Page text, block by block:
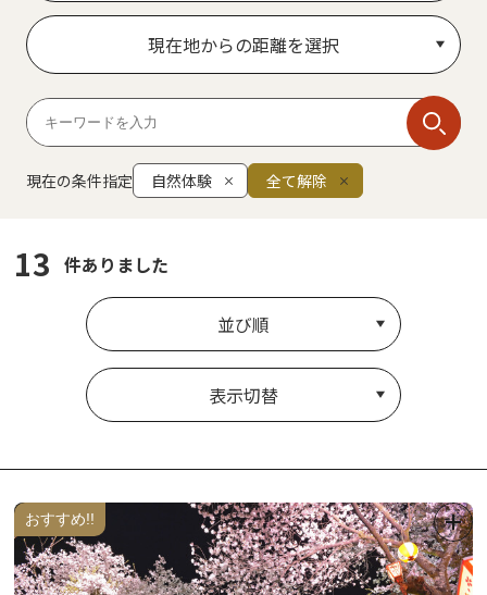
現在地からの距離を選択
現在の条件指定 自然体験 全て解除
13 件ありました
並び順
表示切替
おすすめ!!